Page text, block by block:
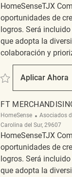
HomeSenseTJX
oportunidades de
logros. Será
que adopta la
colaboración y
Salvar FT
Aplicar Ahora
FT
FT
HomeSense Categoría
Asociados
Carolina del Sur, 29607
HomeSenseTJX
oportunidades de
logros. Será
que adopta la